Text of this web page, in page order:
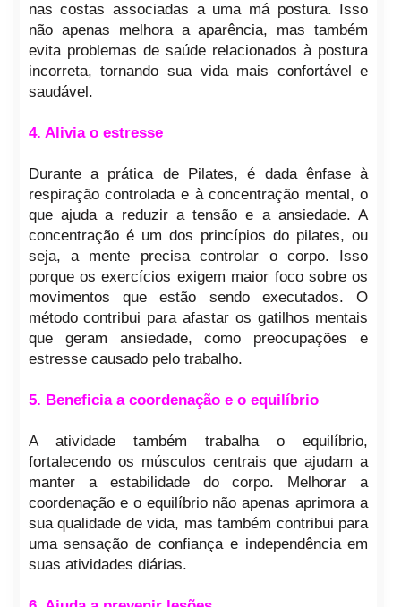
nas costas associadas a uma má postura. Isso
não apenas melhora a aparência, mas também
evita problemas de saúde relacionados à postura
incorreta, tornando sua vida mais confortável e
saudável.
4. Alivia o estresse
Durante a prática de Pilates, é dada ênfase à
respiração controlada e à concentração mental, o
que ajuda a reduzir a tensão e a ansiedade. A
concentração é um dos princípios do pilates, ou
seja, a mente precisa controlar o corpo. Isso
porque os exercícios exigem maior foco sobre os
movimentos que estão sendo executados. O
método contribui para afastar os gatilhos mentais
que geram ansiedade, como preocupações e
estresse causado pelo trabalho.
5. Beneficia a coordenação e o equilíbrio
A atividade também trabalha o equilíbrio,
fortalecendo os músculos centrais que ajudam a
manter a estabilidade do corpo. Melhorar a
coordenação e o equilíbrio não apenas aprimora a
sua qualidade de vida, mas também contribui para
uma sensação de confiança e independência em
suas atividades diárias.